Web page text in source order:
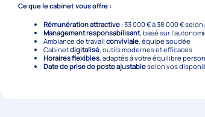
Ce que le cabinet vous offre :
Rémunération attractive: 33 000 € à 38 000 €
Management responsabilisant, basé sur
Ambiance de travail conviviale, équipe soudée
Cabinetdigitalisé, outils modernes et efficaces
Horaires flexibles, adaptés à votre équilibre
Date de prise de poste ajustableselon vos